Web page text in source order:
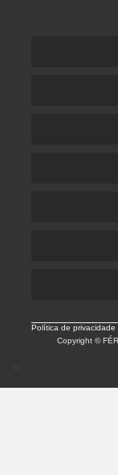
Política de
Copyright ©